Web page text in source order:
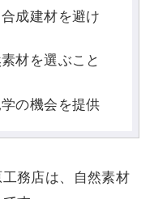
成建材を避け
材を選ぶこと
の機会を提供
務店は、自然素材